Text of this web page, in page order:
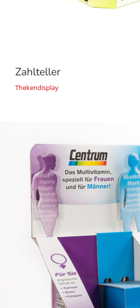
Zahlteller
Thekendisplay